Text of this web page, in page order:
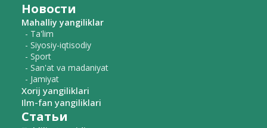
Новости
Mahalliy yangiliklar
- Ta'lim
- Siyosiy-iqtisodiy
- Sport
- San'at va madaniyat
- Jamiyat
Xorij yangiliklari
Ilm-fan yangiliklari
Статьи